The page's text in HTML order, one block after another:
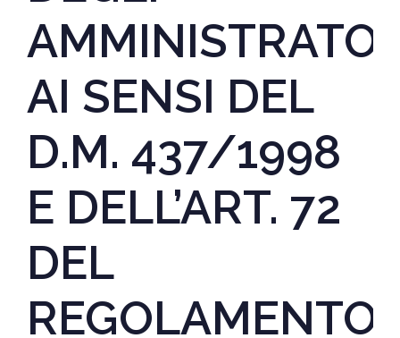
AI SENSI DEL
D.M. 437/1998
E DELL’ART. 72
DEL
REGOLAMENTO